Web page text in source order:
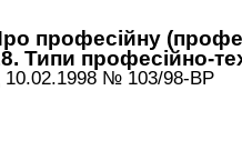
професійну
Типи професійно-
10.02.1998 № 103/98-ВР